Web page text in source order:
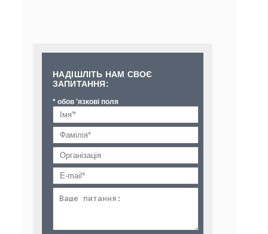
НАДІШЛІТЬ НАМ СВОЄ
ЗАПИТАННЯ:
* обов 'язкові поля